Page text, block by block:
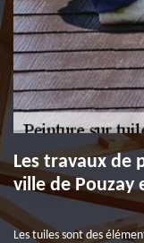
Les travaux de
ville de Pouzay
Les tuiles sont des